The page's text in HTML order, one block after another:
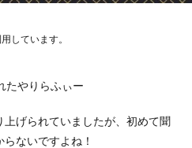
しています。
たやりらふぃー
げられていましたが、初めて聞
ないですよね！